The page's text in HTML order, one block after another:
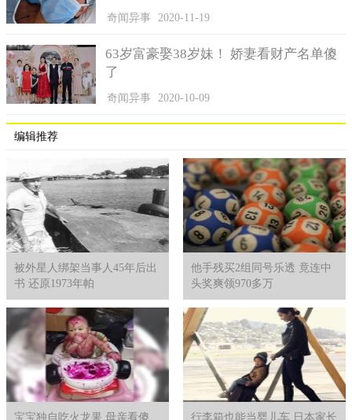
奇闻异事 2020-11-19
63岁富豪娶38岁妹！ 娇妻看财产名单傻
了
奇闻异事 2020-10-09
编辑推荐
被外星人绑架当事人45年后出
书 还原1973年帕
他手残买2组同号乐透 竟连中
头奖爽领970多万
宝宝独自吃火龙果 母亲看傻 行李箱也能当婴儿车 日本家长